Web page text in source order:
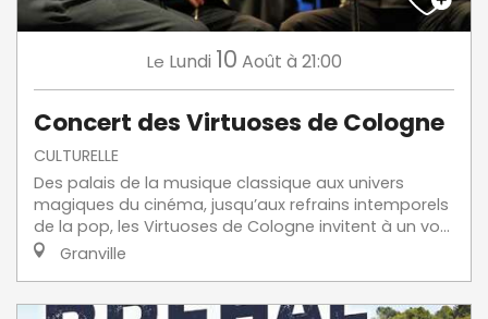
Le Lundi 10 Août à 21:00
Concert des Virtuoses de Cologne
CULTURELLE
Des palais de la musique classique aux univers
magiques du cinéma, jusqu’aux refrains intemporels
de la pop, les Virtuoses de Cologne invitent à un vo...
Granville